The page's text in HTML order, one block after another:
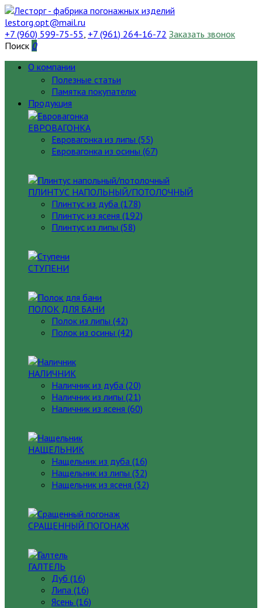
lestorg.opt@mail.ru
+7 (960) 599-75-55, +7 (961) 264-16-72 Заказать звонок
Поиск 0
О компании
Полезные статьи
Памятка покупателю
Продукция
ЕВРОВАГОНКА
Евровагонка из липы (55)
Евровагонка из осины (67)
ПЛИНТУС НАПОЛЬНЫЙ/ПОТОЛОЧНЫЙ
Плинтус из дуба (178)
Плинтус из ясеня (192)
Плинтус из липы (58)
СТУПЕНИ
ПОЛОК ДЛЯ БАНИ
Полок из липы (42)
Полок из осины (42)
НАЛИЧНИК
Наличник из дуба (20)
Наличник из липы (21)
Наличник из ясеня (60)
НАЩЕЛЬНИК
Нащельник из дуба (16)
Нащельник из липы (32)
Нащельник из ясеня (32)
СРАЩЕННЫЙ ПОГОНАЖ
ГАЛТЕЛЬ
Дуб (16)
Липа (16)
Ясень (16)